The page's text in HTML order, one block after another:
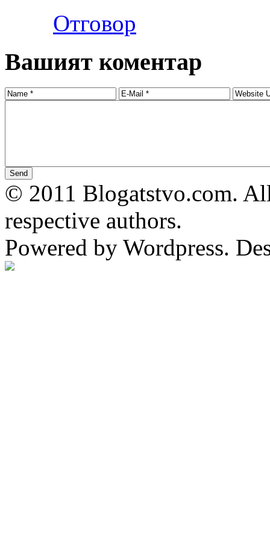
Отговор
Вашият коментар
© 2011 Blogatstvo.com.
respective authors.
Powered by Wordpress.